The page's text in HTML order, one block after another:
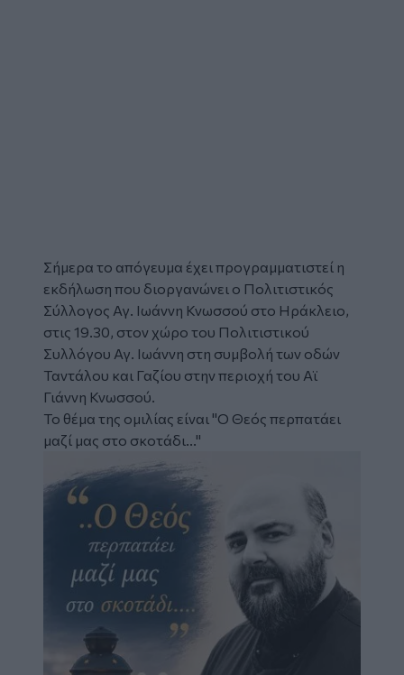
Σήμερα το απόγευμα έχει προγραμματιστεί η
εκδήλωση που διοργανώνει ο Πολιτιστικός
Σύλλογος Αγ. Ιωάννη Κνωσσού στο Ηράκλειο,
στις 19.30, στον χώρο του Πολιτιστικού
Συλλόγου Αγ. Ιωάννη στη συμβολή των οδών
Ταντάλου και Γαζίου στην περιοχή του Αϊ
Γιάννη Κνωσσού.
Το θέμα της ομιλίας είναι "Ο Θεός περπατάει
μαζί μας στο σκοτάδι..."